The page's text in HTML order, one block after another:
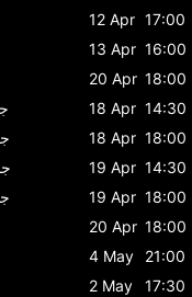
12 Apr 17:00
13 Apr 16:00
20 Apr 18:00
18 Apr 14:30
18 Apr 18:00
19 Apr 14:30
19 Apr 18:00
20 Apr 18:00
4 May
21:00
2 May
17:30